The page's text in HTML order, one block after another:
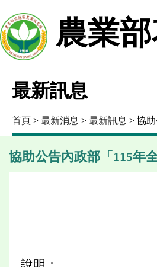
農業
最新訊息
首頁 > 最新消息 > 最新訊息 > 協
協助公告內政部「115年
說明：